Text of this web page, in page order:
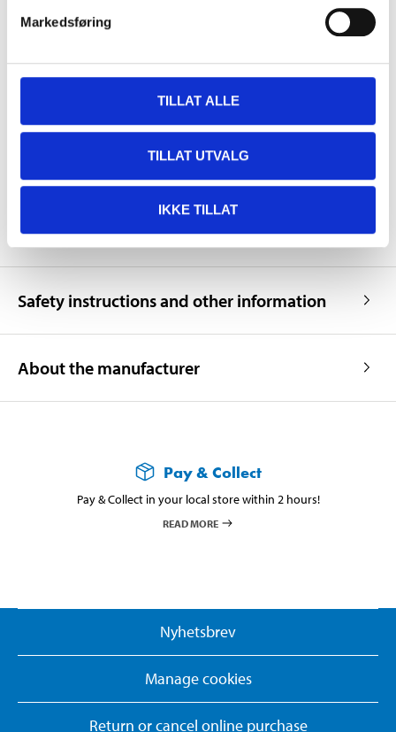
Markedsføring
TILLAT ALLE
TILLAT UTVALG
IKKE TILLAT
1915 mm (freestanding
Platform
150 kg
Safety instructions and other information
About the manufacturer
Pay & Collect
Pay & Collect in your local store within 2 hours!
READ MORE
Nyhetsbrev
Manage cookies
Return or cancel online purchase